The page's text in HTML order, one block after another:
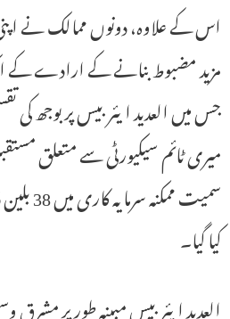
اس کے علاوہ، دونوں ممالک نے
مزید مضبوط بنانے کے ارادے کے
جس میں العدید ایئر بیس پر بوجھ کی
میری ٹائم سیکیورٹی سے متعلق
سمیت
کیا گیا۔
العدید ایئر بیس مبینہ طور پر